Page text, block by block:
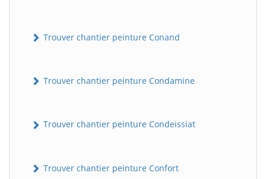
Trouver chantier peinture Conand
Trouver chantier peinture Condamine
Trouver chantier peinture Condeissiat
Trouver chantier peinture Confort